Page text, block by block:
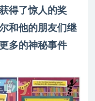
得了惊人的奖
和他的朋友们继
多的神秘事件